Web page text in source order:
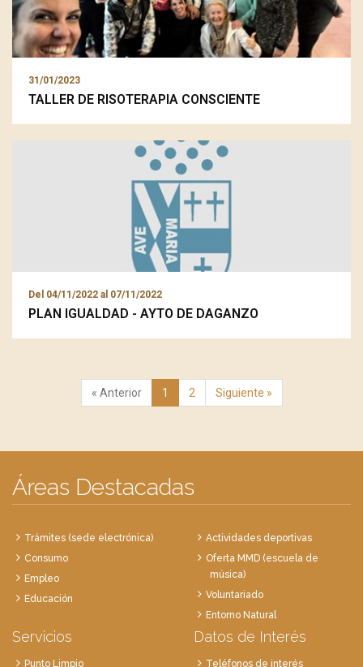
31/01/2023
TALLER DE RISOTERAPIA CONSCIENTE
Del 04/11/2022 al 07/11/2022
PLAN IGUALDAD - AYTO DE DAGANZO
« Anterior 1 2 Siguiente »
Áreas Destacadas
Trámites (sede electrónica)
Consumo
Empleo
Educación
Actividades deportivas
Oferta MMD (escuela de
música)
Voluntariado
Entorno Natural
Servicios
Punto Limpio
Datos de Interés
Teléfonos de interés